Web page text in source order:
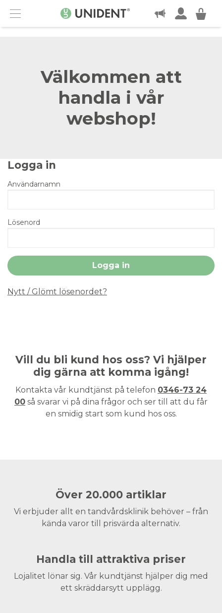
Menu
KONTAKT
Välkommen att
handla i vår
webshop!
Logga in
Användarnamn
Lösenord
Nytt / Glömt lösenordet?
Vill du bli kund hos oss? Vi hjälper
dig gärna att komma igång!
Kontakta vår kundtjänst på telefon 0346-73 24
00 så svarar vi på dina frågor och ser till att du får
en smidig start som kund hos oss.
Över 20.000 artiklar
Vi erbjuder allt en tandvårdsklinik behöver – från
kända varor till prisvärda alternativ.
Handla till attraktiva priser
Lojalitet lönar sig. Vår kundtjänst hjälper dig med
ett skräddarsytt upplägg.